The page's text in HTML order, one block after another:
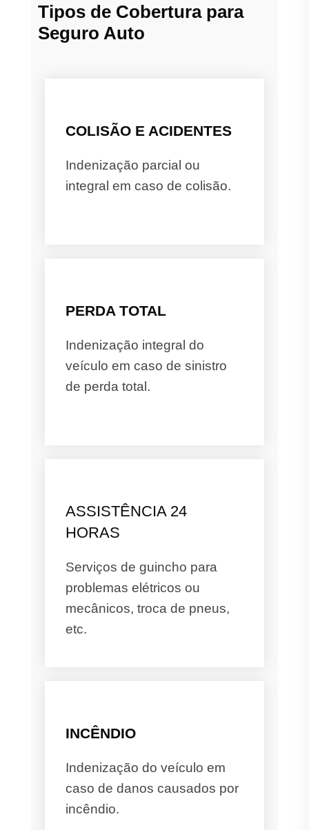
Tipos de Cobertura para
Seguro Auto
COLISÃO E ACIDENTES
Indenização parcial ou
integral em caso de colisão.
PERDA TOTAL
Indenização integral do
veículo em caso de sinistro
de perda total.
ASSISTÊNCIA 24
HORAS
Serviços de guincho para
problemas elétricos ou
mecânicos, troca de pneus,
etc.
INCÊNDIO
Indenização do veículo em
caso de danos causados por
incêndio.